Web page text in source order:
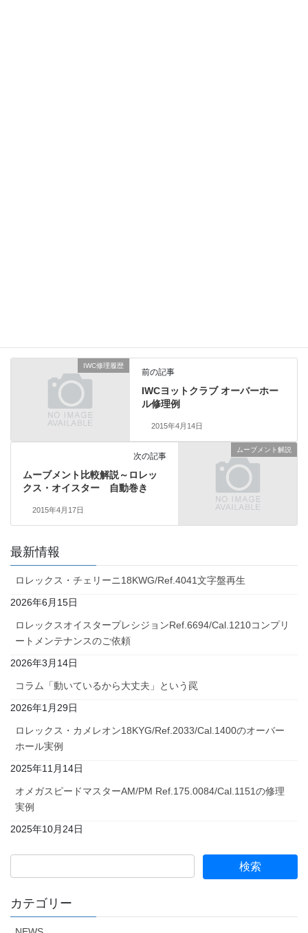
IWC修理履歴
前の記事
IWCヨットクラブ オーバーホー
ル修理例
2015年4月14日
ムーブメント解説
次の記事
ムーブメント比較解説～ロレッ
クス・オイスター 自動巻き
2015年4月17日
最新情報
ロレックス・チェリーニ18KWG/Ref.4041文字盤再生
2026年6月15日
ロレックスオイスタープレシジョンRef.6694/Cal.1210コンプリ
ートメンテナンスのご依頼
2026年3月14日
コラム「動いているから大丈夫」という罠
2026年1月29日
ロレックス・カメレオン18KYG/Ref.2033/Cal.1400のオーバー
ホール実例
2025年11月14日
オメガスピードマスターAM/PM Ref.175.0084/Cal.1151の修理
実例
2025年10月24日
カテゴリー